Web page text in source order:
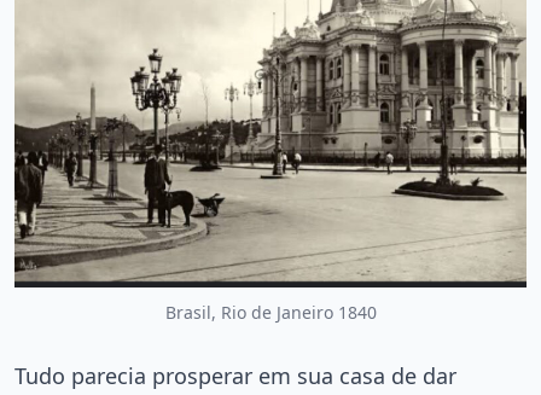
Brasil, Rio de Janeiro 1840
Tudo parecia prosperar em sua casa de dar